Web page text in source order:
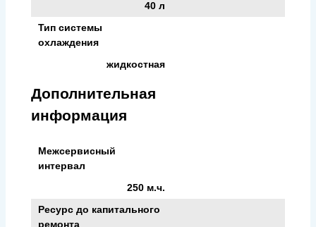
40 л
Тип системы
охлаждения
жидкостная
Дополнительная
информация
Межсервисный
интервал
250 м.ч.
Ресурс до капитального
ремонта